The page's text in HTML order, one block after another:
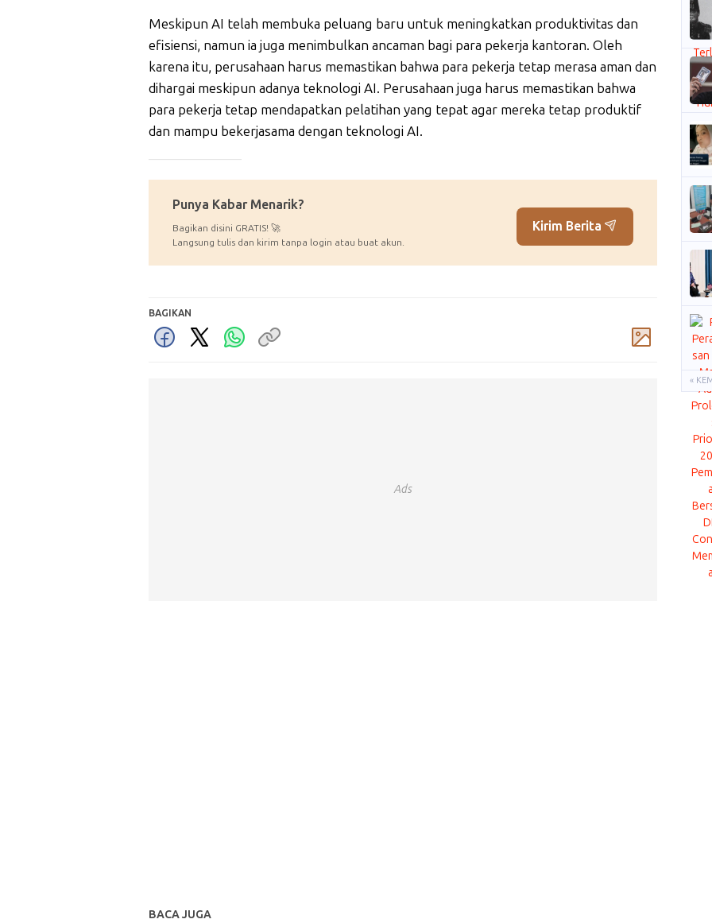
Meskipun AI telah membuka peluang baru untuk meningkatkan produktivitas dan
efisiensi, namun ia juga menimbulkan ancaman bagi para pekerja kantoran. Oleh
karena itu, perusahaan harus memastikan bahwa para pekerja tetap merasa aman dan
dihargai meskipun adanya teknologi AI. Perusahaan juga harus memastikan bahwa
para pekerja tetap mendapatkan pelatihan yang tepat agar mereka tetap produktif
dan mampu bekerjasama dengan teknologi AI.
Punya Kabar Menarik?
Bagikan disini GRATIS! 🚀
Langsung tulis dan kirim tanpa login atau buat akun.
Kirim Berita
BAGIKAN
Ads
BACA JUGA
«